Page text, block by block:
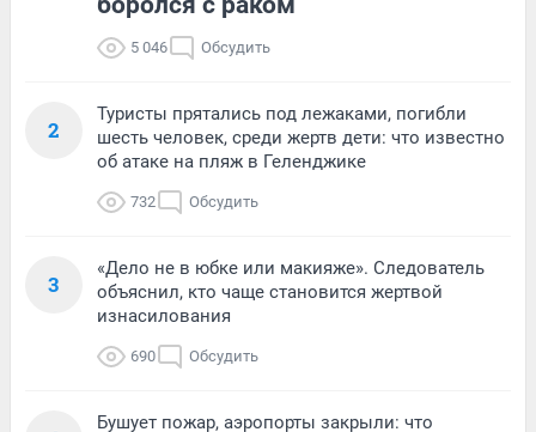
5 046 Обсудить
2
Туристы прятались под лежаками, погибли
шесть человек, среди жертв дети: что известно
об атаке на пляж в Геленджике
732 Обсудить
3
«Дело не в юбке или макияже». Следователь
объяснил, кто чаще становится жертвой
изнасилования
690 Обсудить
Бушует пожар, аэропорты закрыли: что